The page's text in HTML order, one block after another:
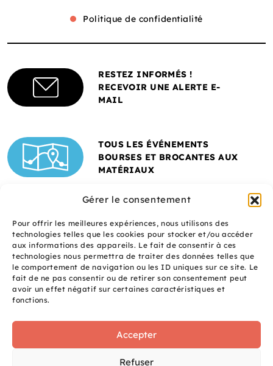
Gérer le consentement
Pour offrir les meilleures expériences, nous utilisons des
technologies telles que les cookies pour stocker et/ou accéder
aux informations des appareils. Le fait de consentir à ces
technologies nous permettra de traiter des données telles que
le comportement de navigation ou les ID uniques sur ce site. Le
fait de ne pas consentir ou de retirer son consentement peut
avoir un effet négatif sur certaines caractéristiques et
fonctions.
Accepter
Refuser
Politique de confidentialité
RESTEZ INFORMÉS !
RECEVOIR UNE ALERTE E-
MAIL
TOUS LES ÉVÉNEMENTS
BOURSES ET BROCANTES AUX
MATÉRIAUX
Un site réalisé avec
siteSq